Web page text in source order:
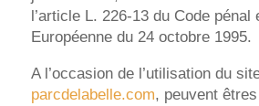
l’article L. 226-13 du Code
Européenne du 24 octobre 1995.
A l’occasion de l’utilisation du
parcdelabelle.com, peuvent